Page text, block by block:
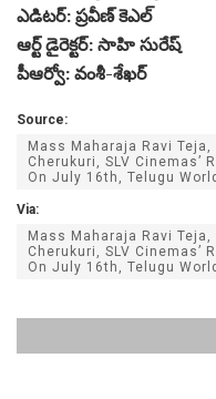
ఎడిటర్: ప్రవీణ్ కెఎల్
ఆర్ట్ డైరెక్టర్: సాహి సురేష్
పీఆర్వో: వంశీ-శేఖర్
Source:
Mass Maharaja Ravi
Cherukuri, SLV Cinemas’
On July 16th, Telugu
Via:
Mass Maharaja Ravi
Cherukuri, SLV Cinemas’
On July 16th, Telugu